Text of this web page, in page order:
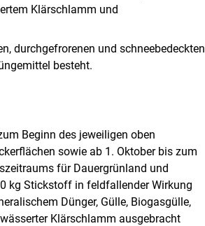
Klärschlamm und
durchgefrorenen und schneebedeckten
besteht.
Beginn des jeweiligen oben
sowie ab 1. Oktober bis zum
für Dauergrünland und
kg Stickstoff in feldfallender Wirkung
Dünger, Gülle, Biogasgülle,
Klärschlamm ausgebracht